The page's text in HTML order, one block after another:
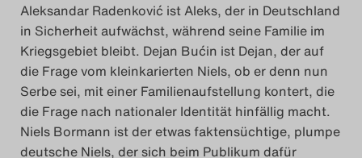
Aleksandar Radenković ist Aleks, der in Deutschland
in Sicherheit aufwächst, während seine Familie im
Kriegsgebiet bleibt. Dejan Bućin ist Dejan, der auf
die Frage vom kleinkarierten Niels, ob er denn nun
Serbe sei, mit einer Familienaufstellung kontert, die
die Frage nach nationaler Identität hinfällig macht.
Niels Bormann ist der etwas faktensüchtige, plumpe
deutsche Niels, der sich beim Publikum dafür